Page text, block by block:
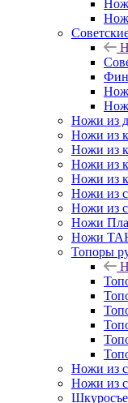
Нож
Ножи из
Ножи из
Ножи из
Ножи из
Ножи из
Ножи из
Ножи из
Ножи
Ножи
Топоры
Ножи из
Ножи из